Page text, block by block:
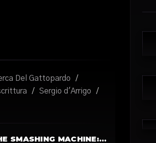
Del Gattopardo
/
/ Sergio d'Arrigo
/
SMASHING MACHINE:…